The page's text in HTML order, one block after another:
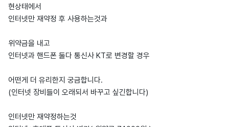
현상태에서
인터넷만 재약정 후 사용하는것과
위약금을 내고
인터넷과 핸드폰 둘다 통신사 KT로 변경할 경우
어떤게 더 유리한지 궁금합니다.
(인터넷 장비들이 오래되서 바꾸고 싶긴합니다)
인터넷만 재약정하는것